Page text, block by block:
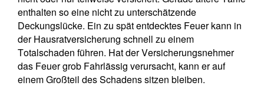
enthalten so eine nicht zu unterschätzende
Deckungslücke. Ein zu spät entdecktes Feuer kann in
der Hausratversicherung schnell zu einem
Totalschaden führen. Hat der Versicherungsnehmer
das Feuer grob Fahrlässig verursacht, kann er auf
einem Großteil des Schadens sitzen bleiben.